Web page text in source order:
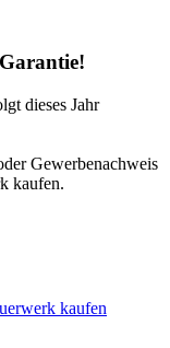
dieses Jahr
Gewerbenachweis
kaufen.
kaufen